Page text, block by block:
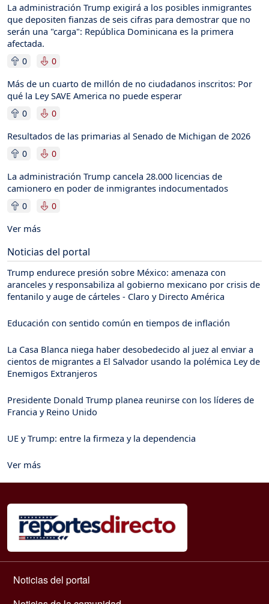
La administración Trump exigirá a los posibles inmigrantes
que depositen fianzas de seis cifras para demostrar que no
serán una "carga": República Dominicana es la primera
afectada.
0 0
Más de un cuarto de millón de no ciudadanos inscritos: Por
qué la Ley SAVE America no puede esperar
0 0
Resultados de las primarias al Senado de Michigan de 2026
0 0
La administración Trump cancela 28.000 licencias de
camionero en poder de inmigrantes indocumentados
0 0
Ver más
Noticias del portal
Trump endurece presión sobre México: amenaza con
aranceles y responsabiliza al gobierno mexicano por crisis de
fentanilo y auge de cárteles - Claro y Directo América
Educación con sentido común en tiempos de inflación
La Casa Blanca niega haber desobedecido al juez al enviar a
cientos de migrantes a El Salvador usando la polémica Ley de
Enemigos Extranjeros
Presidente Donald Trump planea reunirse con los líderes de
Francia y Reino Unido
UE y Trump: entre la firmeza y la dependencia
Ver más
Navegación principal
Noticias del portal